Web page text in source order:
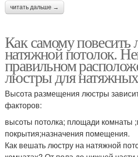
читать дальше →
Как самому повесить
натяжной потолок.
правильном
люстры для
Высота размещения люстры
факторов:
высоты потолка; площади комнаты
покрытия;назначения помещения.
Как вешать люстру на натяжной